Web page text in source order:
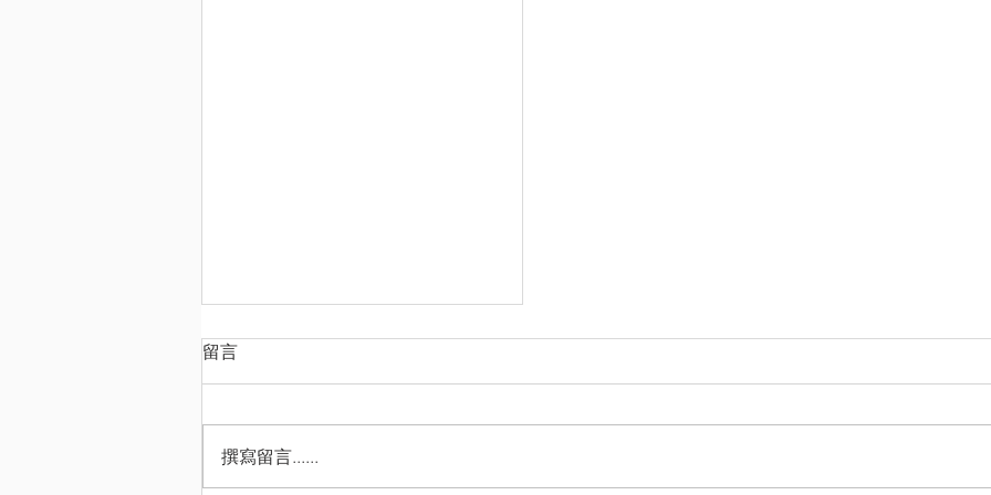
樹人教育機構65周年誌慶
🎉又到聚餐嘅時候喇，想同昔日嘅
報名啦！8月23日見！🥳
留言
撰寫留言......